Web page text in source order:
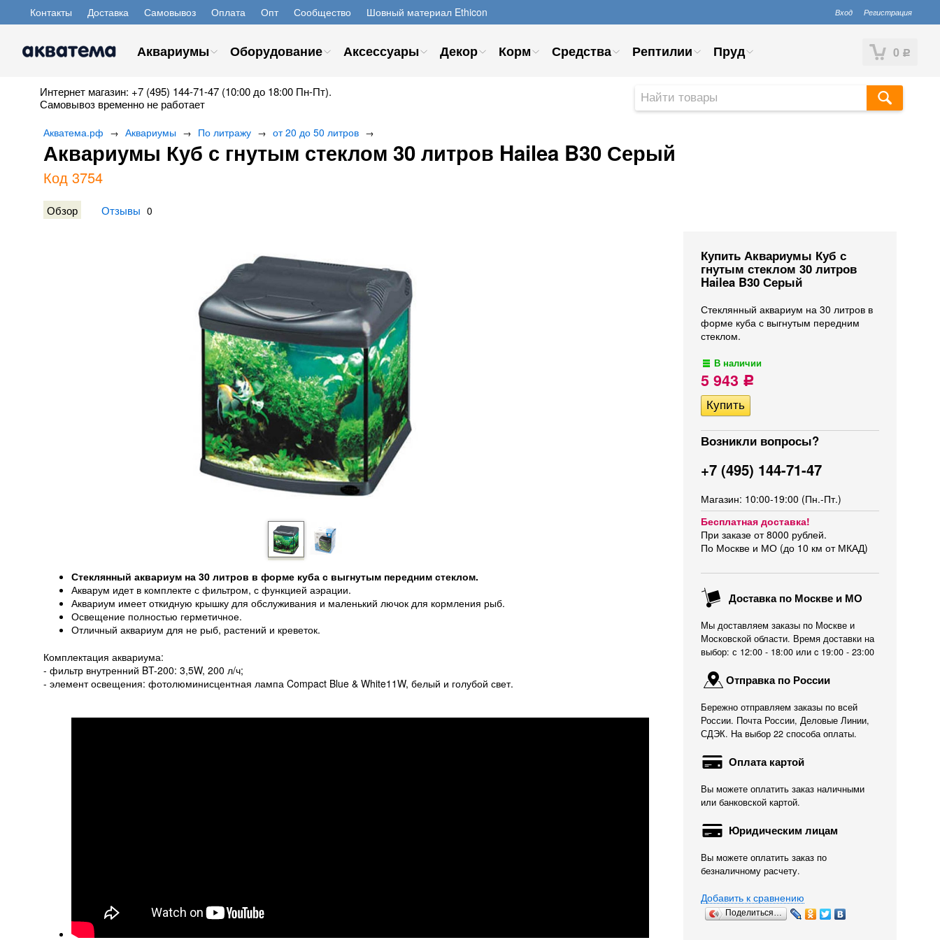
Контакты Доставка Самовывоз Оплата Опт Сообщество Шовный материал Ethicon Вход Регистрация
0 Р
Аквариумы Оборудование Аксессуары Декор Корм Средства Рептилии Пруд
Интернет магазин: +7 (495) 144-71-47 (10:00 до 18:00 Пн-Пт).
Самовывоз временно не работает
Акватема.рф → Аквариумы → По литражу → от 20 до 50 литров →
Аквариумы Куб с гнутым стеклом 30 литров Hailea B30 Серый
Код 3754
Обзор Отзывы 0
Купить Аквариумы Куб с
гнутым стеклом 30 литров
Hailea B30 Серый
Стеклянный аквариум на 30 литров в
форме куба с выгнутым передним
стеклом.
В наличии
5 943 Р
Возникли вопросы?
+7 (495) 144-71-47
Магазин: 10:00-19:00 (Пн.-Пт.)
Бесплатная доставка!
При заказе от 8000 рублей.
По Москве и МО (до 10 км от МКАД)
Доставка по Москве и МО
Мы доставляем заказы по Москве и
Московской области. Время доставки на
выбор: с 12:00 - 18:00 или c 19:00 - 23:00
Отправка по России
Бережно отправляем заказы по всей
России. Почта России, Деловые Линии,
СДЭК. На выбор 22 способа оплаты.
Оплата картой
Вы можете оплатить заказ наличными
или банковской картой.
Юридическим лицам
Вы можете оплатить заказ по
безналичному расчету.
Добавить к сравнению
Поделиться…
Стеклянный аквариум на 30 литров в форме куба с выгнутым передним стеклом.
Акварум идет в комплекте с фильтром, с функцией аэрации.
Аквариум имеет откидную крышку для обслуживания и маленький лючок для кормления рыб.
Освещение полностью герметичное.
Отличный аквариум для не рыб, растений и креветок.
Комплектация аквариума:
- фильтр внутренний BT-200: 3,5W, 200 л/ч;
- элемент освещения: фотолюминисцентная лампа Compact Blue & White11W, белый и голубой свет.